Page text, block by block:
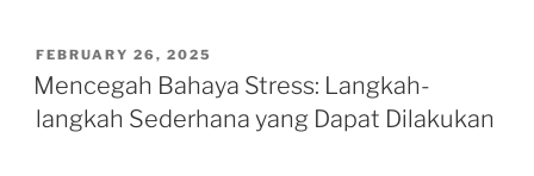
POSTED
ON
FEBRUARY 26, 2025
Mencegah Bahaya Stress: Langkah-
langkah Sederhana yang Dapat Dilakukan